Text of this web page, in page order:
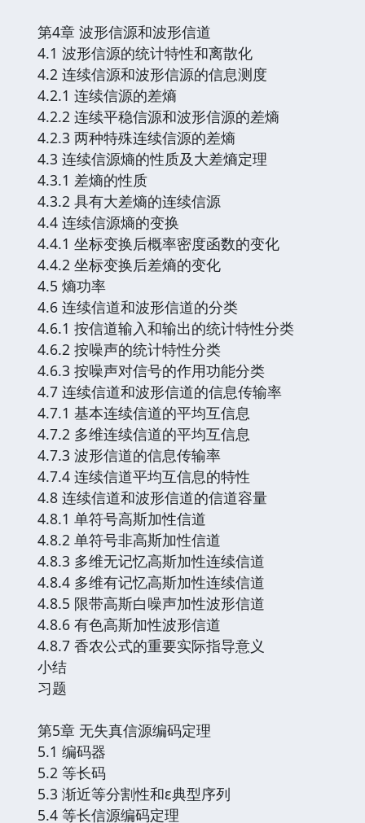
第4章 波形信源和波形信道
4.1 波形信源的统计特性和离散化
4.2 连续信源和波形信源的信息测度
4.2.1 连续信源的差熵
4.2.2 连续平稳信源和波形信源的差熵
4.2.3 两种特殊连续信源的差熵
4.3 连续信源熵的性质及大差熵定理
4.3.1 差熵的性质
4.3.2 具有大差熵的连续信源
4.4 连续信源熵的变换
4.4.1 坐标变换后概率密度函数的变化
4.4.2 坐标变换后差熵的变化
4.5 熵功率
4.6 连续信道和波形信道的分类
4.6.1 按信道输入和输出的统计特性分类
4.6.2 按噪声的统计特性分类
4.6.3 按噪声对信号的作用功能分类
4.7 连续信道和波形信道的信息传输率
4.7.1 基本连续信道的平均互信息
4.7.2 多维连续信道的平均互信息
4.7.3 波形信道的信息传输率
4.7.4 连续信道平均互信息的特性
4.8 连续信道和波形信道的信道容量
4.8.1 单符号高斯加性信道
4.8.2 单符号非高斯加性信道
4.8.3 多维无记忆高斯加性连续信道
4.8.4 多维有记忆高斯加性连续信道
4.8.5 限带高斯白噪声加性波形信道
4.8.6 有色高斯加性波形信道
4.8.7 香农公式的重要实际指导意义
小结
习题
第5章 无失真信源编码定理
5.1 编码器
5.2 等长码
5.3 渐近等分割性和ε典型序列
5.4 等长信源编码定理